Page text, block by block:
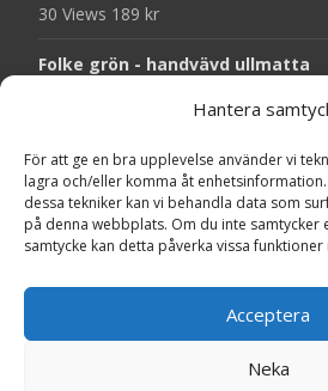
Hantera
För att ge en bra upplevelse använder vi
lagra och/eller komma åt
dessa tekniker kan vi behandla data som
på denna webbplats. Om du inte
samtycke kan detta påverka vissa funktioner
Acceptera
Neka
30 Views 189 kr
Folke grön - handvävd ullmatta
28 Views375kr
Solliden rund dark green -
ullmatta
27 Views790kr